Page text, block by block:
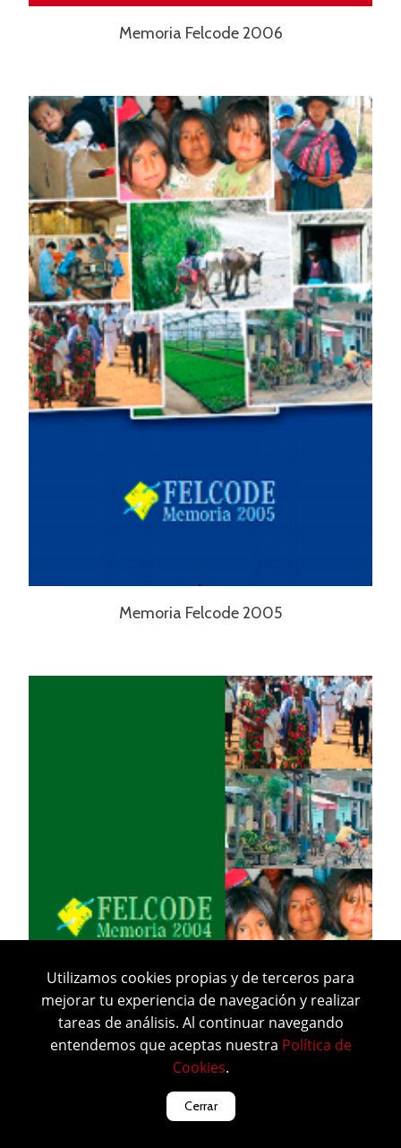
Memoria Felcode 2006
Memoria Felcode 2005
Utilizamos cookies propias y de terceros para
mejorar tu experiencia de navegación y realizar
tareas de análisis. Al continuar navegando
entendemos que aceptas nuestra Política de
Cookies.
Cerrar